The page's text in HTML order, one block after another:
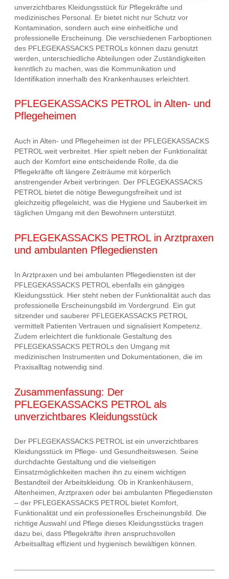
unverzichtbares Kleidungsstück für Pflegekräfte und
medizinisches Personal. Er bietet nicht nur Schutz vor
Kontamination, sondern auch eine einheitliche und
professionelle Erscheinung. Die verschiedenen Farboptionen
des PFLEGEKASSACKS PETROLs können dazu genutzt
werden, unterschiedliche Abteilungen oder Zuständigkeiten
kenntlich zu machen, was die Kommunikation und
Identifikation innerhalb des Krankenhauses erleichtert.
PFLEGEKASSACKS PETROL in Alten- und
Pflegeheimen
Auch in Alten- und Pflegeheimen ist der PFLEGEKASSACKS
PETROL weit verbreitet. Hier spielt neben der Funktionalität
auch der Komfort eine entscheidende Rolle, da die
Pflegekräfte oft längere Zeiträume mit körperlich
anstrengender Arbeit verbringen. Der PFLEGEKASSACKS
PETROL bietet die nötige Bewegungsfreiheit und ist
gleichzeitig pflegeleicht, was die Hygiene und Sauberkeit im
täglichen Umgang mit den Bewohnern unterstützt.
PFLEGEKASSACKS PETROL in Arztpraxen
und ambulanten Pflegediensten
In Arztpraxen und bei ambulanten Pflegediensten ist der
PFLEGEKASSACKS PETROL ebenfalls ein gängiges
Kleidungsstück. Hier steht neben der Funktionalität auch das
professionelle Erscheinungsbild im Vordergrund. Ein gut
sitzender und sauberer PFLEGEKASSACKS PETROL
vermittelt Patienten Vertrauen und signalisiert Kompetenz.
Zudem erleichtert die funktionale Gestaltung des
PFLEGEKASSACKS PETROLs den Umgang mit
medizinischen Instrumenten und Dokumentationen, die im
Praxisalltag notwendig sind.
Zusammenfassung: Der
PFLEGEKASSACKS PETROL als
unverzichtbares Kleidungsstück
Der PFLEGEKASSACKS PETROL ist ein unverzichtbares
Kleidungsstück im Pflege- und Gesundheitswesen. Seine
durchdachte Gestaltung und die vielseitigen
Einsatzmöglichkeiten machen ihn zu einem wichtigen
Bestandteil der Arbeitskleidung. Ob in Krankenhäusern,
Altenheimen, Arztpraxen oder bei ambulanten Pflegediensten
– der PFLEGEKASSACKS PETROL bietet Komfort,
Funktionalität und ein professionelles Erscheinungsbild. Die
richtige Auswahl und Pflege dieses Kleidungsstücks tragen
dazu bei, dass Pflegekräfte ihren anspruchsvollen
Arbeitsalltag effizient und hygienisch bewältigen können.